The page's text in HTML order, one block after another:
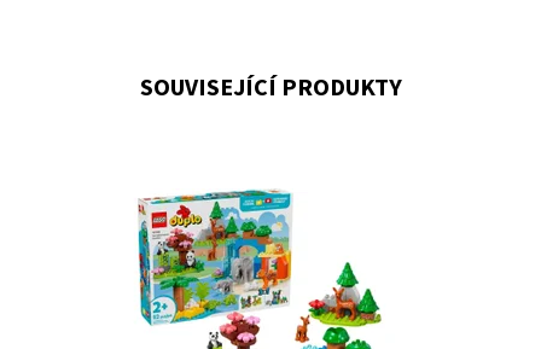
SOUVISEJÍCÍ PRODUKTY
Malé děti zjistí, kde žijí figurky zvířátek LEGO® DUPLO®,
co jedí a jak se starají o svá mláďata.
Dostupnost:
Skladem1
12093
LEGO